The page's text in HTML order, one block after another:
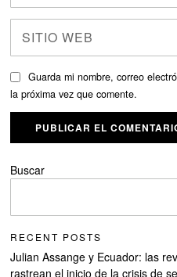
Guarda mi nombre, correo
la próxima vez que comente.
Buscar
RECENT POSTS
Julian Assange y Ecuador: las
rastrean el inicio de la crisis de